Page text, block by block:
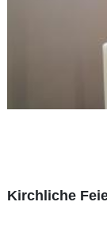
Kirchliche